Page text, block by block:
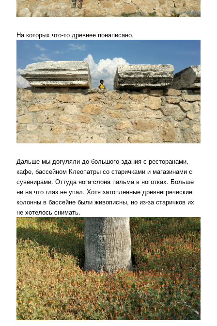
На которых что-то древнее понаписано.
Дальше мы догуляли до большого здания с ресторанами,
кафе, бассейном Клеопатры со старичками и магазинами с
сувенирами. Оттуданога слона пальма в ноготках. Больше
ни на что глаз не упал. Хотя затопленные древнегреческие
колонны в бассейне были живописны, но из-за старичков их
не хотелось снимать.